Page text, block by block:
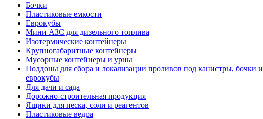
Бочки
Пластиковые емкости
Еврокубы
Мини АЗС для дизельного топлива
Изотермические контейнеры
Крупногабаритные контейнеры
Мусорные контейнеры и урны
Поддоны для сбора и локализации проливов под канистры, бочки и
еврокубы
Для дачи и сада
Дорожно-строительная продукция
Ящики для песка, соли и реагентов
Пластиковые ведра